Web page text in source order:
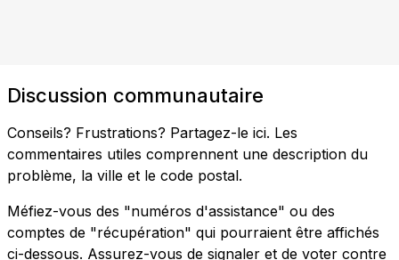
Discussion communautaire
Conseils? Frustrations? Partagez-le ici. Les
commentaires utiles comprennent une description du
problème, la ville et le code postal.
Méfiez-vous des "numéros d'assistance" ou des
comptes de "récupération" qui pourraient être affichés
ci-dessous. Assurez-vous de signaler et de voter contre